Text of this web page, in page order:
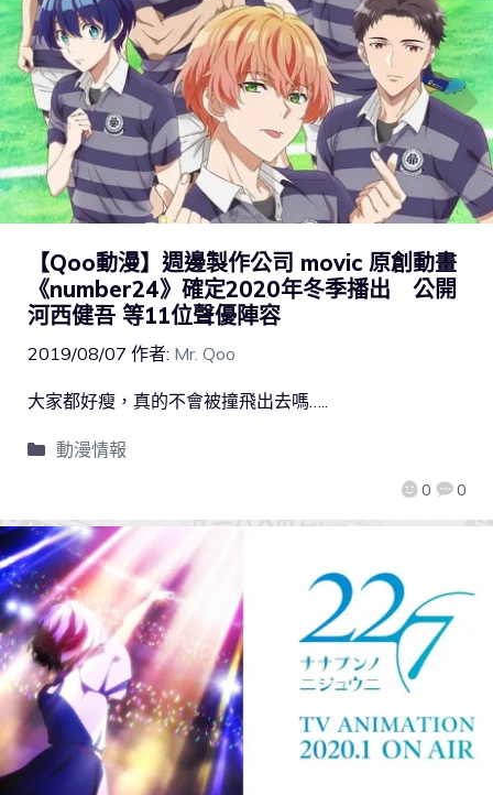
【Qoo動漫】週邊製作公司 movic 原創動畫
《number24》確定2020年冬季播出 公開
河西健吾 等11位聲優陣容
2019/08/07 作者: Mr. Qoo
0 0
大家都好瘦，真的不會被撞飛出去嗎…..
動漫情報